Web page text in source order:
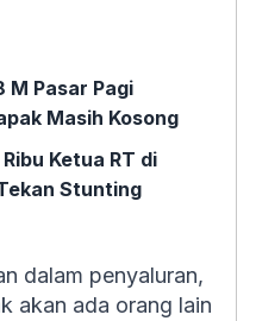
M Pasar Pagi
Masih Kosong
Ketua RT di
Stunting
dalam penyaluran,
akan ada orang lain